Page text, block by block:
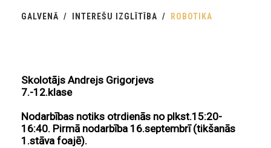
GALVENĀ INTEREŠU IZGLĪTĪBA ROBOTIKA
Skolotājs Andrejs Grigorjevs
7.-12.klase
Nodarbības notiks otrdienās no plkst.15:20-
16:40. Pirmā nodarbība 16.septembrī (tikšanās
1.stāva foajē).